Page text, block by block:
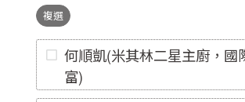
複選
何順凱(米其林二星主廚，國
富)